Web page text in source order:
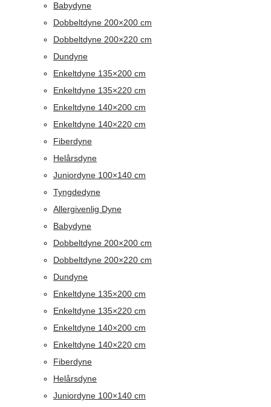
Babydyne
Dobbeltdyne 200×200 cm
Dobbeltdyne 200×220 cm
Dundyne
Enkeltdyne 135×200 cm
Enkeltdyne 135×220 cm
Enkeltdyne 140×200 cm
Enkeltdyne 140×220 cm
Fiberdyne
Helårsdyne
Juniordyne 100×140 cm
Tyngdedyne
Allergivenlig Dyne
Babydyne
Dobbeltdyne 200×200 cm
Dobbeltdyne 200×220 cm
Dundyne
Enkeltdyne 135×200 cm
Enkeltdyne 135×220 cm
Enkeltdyne 140×200 cm
Enkeltdyne 140×220 cm
Fiberdyne
Helårsdyne
Juniordyne 100×140 cm